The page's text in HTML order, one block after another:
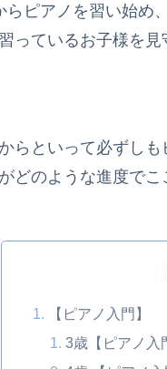
らピアノを習い始め
っているお子様を
らといって必ずし
どのような進度で
【ピアノ入門】
3歳【ピアノ